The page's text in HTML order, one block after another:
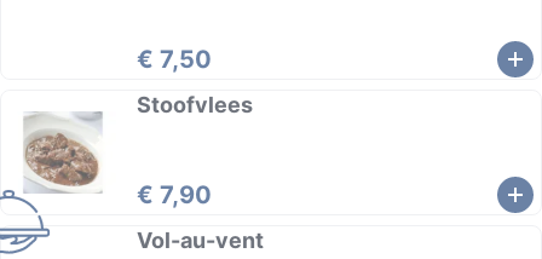
€ 7,50
Stoofvlees
€ 7,90
Vol-au-vent